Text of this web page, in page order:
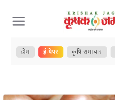
Skip
to
content
होम ई-पेपर कृषि समाचार